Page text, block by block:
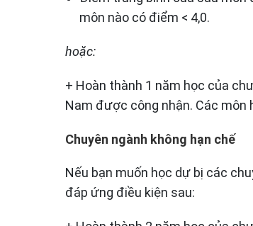
môn nào có điểm < 4,0.
hoặc:
+ Hoàn thành 1 năm học của
Nam được công nhận. Các môn
Chuyên ngành không hạn chế
Nếu bạn muốn học dự bị các
đáp ứng điều kiện sau: